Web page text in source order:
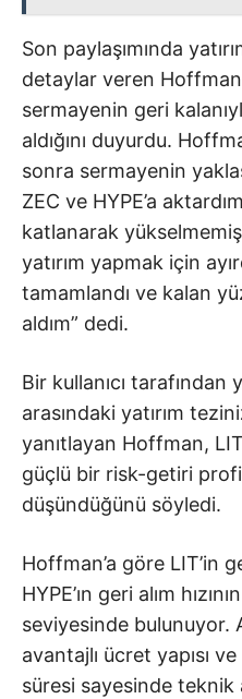
Son paylaşımında
detaylar veren Hoffman,
sermayenin geri
aldığını duyurdu.
sonra sermayenin
ZEC ve HYPE’a
katlanarak
yatırım yapmak için
tamamlandı ve kalan
aldım” dedi.
Bir kullanıcı tarafından
arasındaki yatırım
yanıtlayan Hoffman,
güçlü bir risk-getiri
düşündüğünü söyledi.
Hoffman’a göre LIT’in
HYPE’ın geri alım
seviyesinde bulunuyor.
avantajlı ücret yapısı
süresi sayesinde teknik